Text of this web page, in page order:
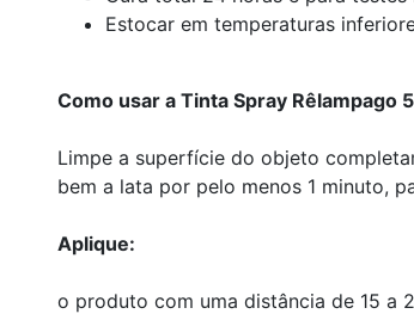
Estocar em temperaturas
Como usar a Tinta Spray Rêlampago
Limpe a superfície do objeto
bem a lata por pelo menos 1 minuto,
Aplique:
o produto com uma distância de 15 a